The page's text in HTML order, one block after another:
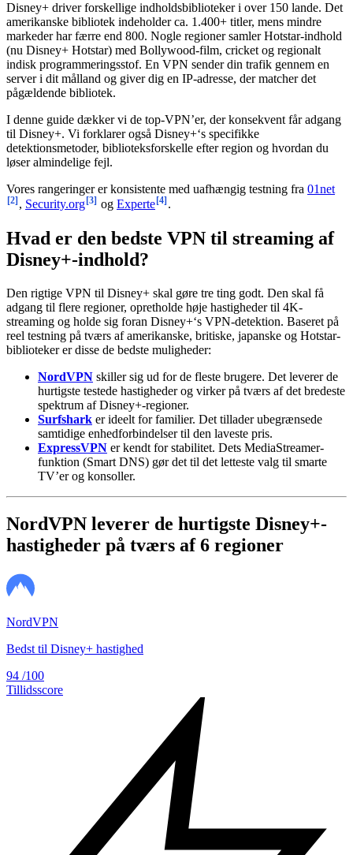
Disney+ driver forskellige indholdsbiblioteker i over 150 lande. Det
amerikanske bibliotek indeholder ca. 1.400+ titler, mens mindre
markeder har færre end 800. Nogle regioner samler Hotstar-indhold
(nu Disney+ Hotstar) med Bollywood-film, cricket og regionalt
indisk programmeringsstof. En VPN sender din trafik gennem en
server i dit målland og giver dig en IP-adresse, der matcher det
pågældende bibliotek.
I denne guide dækker vi de top-VPN’er, der konsekvent får adgang
til Disney+. Vi forklarer også Disney+‘s specifikke
detektionsmetoder, biblioteksforskelle efter region og hvordan du
løser almindelige fejl.
Vores rangeringer er konsistente med uafhængig testning fra 01net
[2] , Security.org [3] og Experte [4] .
Hvad er den bedste VPN til streaming af
Disney+-indhold?
Den rigtige VPN til Disney+ skal gøre tre ting godt. Den skal få
adgang til flere regioner, opretholde høje hastigheder til 4K-
streaming og holde sig foran Disney+‘s VPN-detektion. Baseret på
reel testning på tværs af amerikanske, britiske, japanske og Hotstar-
biblioteker er disse de bedste muligheder:
NordVPN skiller sig ud for de fleste brugere. Det leverer de
hurtigste testede hastigheder og virker på tværs af det bredeste
spektrum af Disney+-regioner.
Surfshark er ideelt for familier. Det tillader ubegrænsede
samtidige enhedforbindelser til den laveste pris.
ExpressVPN er kendt for stabilitet. Dets MediaStreamer-
funktion (Smart DNS) gør det til det letteste valg til smarte
TV’er og konsoller.
NordVPN leverer de hurtigste Disney+-
hastigheder på tværs af 6 regioner
NordVPN
Bedst til Disney+ hastighed
94 /100
Tillidsscore